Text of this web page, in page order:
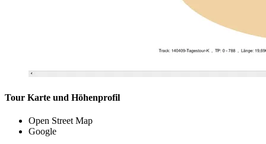
Tour Karte und Höhenprofil
Open Street Map
Google